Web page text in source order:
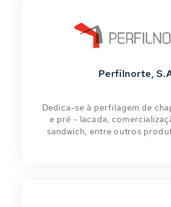
Perfilnorte,
Dedica-se à perfilagem de
e pré - lacada,
sandwich, entre outros